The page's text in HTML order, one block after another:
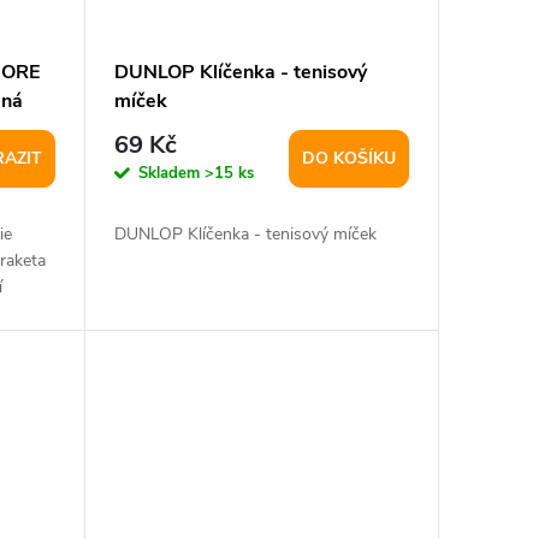
DUNLOP Klíčenka - tenisový
míček
69 Kč
Skladem >15 ks
DO KOŠÍKU
DUNLOP Klíčenka - tenisový míček